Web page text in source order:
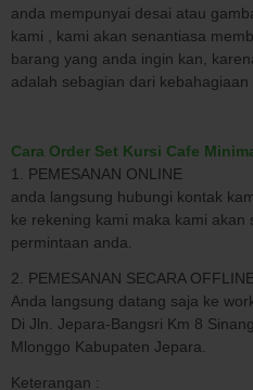
anda mempunyai desai atau
kami , kami akan senantiasa
barang yang anda ingin kan,
adalah sebagian dari kebahagiaan
Cara Order Set Kursi Cafe
1. PEMESANAN ONLINE
anda langsung hubungi kontak
ke rekening kami maka kami akan
permintaan anda.
2. PEMESANAN SECARA OFFLINE
Anda langsung datang saja ke
Di Jln. Jepara-Bangsri Km 8
Mlonggo Kabupaten Jepara.
Keterangan :